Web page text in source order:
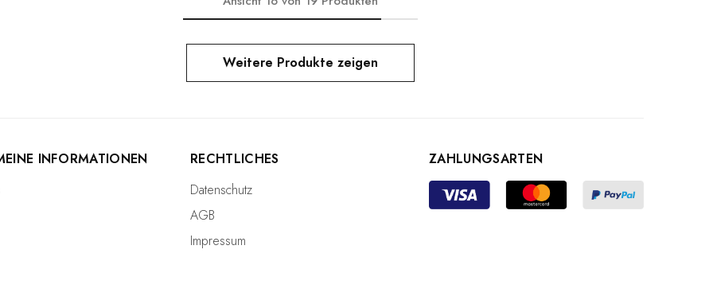
Weitere Produkte zeigen
INFORMATIONEN
RECHTLICHES
Datenschutz
AGB
Impressum
ZAHLUNGSARTEN